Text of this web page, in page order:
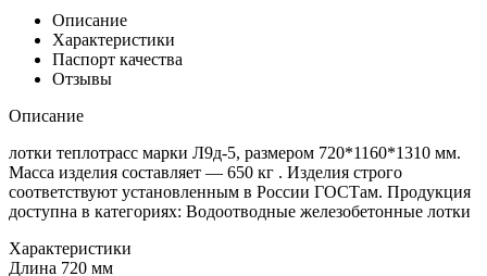
Описание
Характеристики
Паспорт качества
Отзывы
Описание
лотки теплотрасс марки Л9д-5, размером 720*1160*1310 мм.
Масса изделия составляет — 650 кг . Изделия строго
соответствуют установленным в России ГОСТам. Продукция
доступна в категориях: Водоотводные железобетонные лотки
Характеристики
Длина 720 мм